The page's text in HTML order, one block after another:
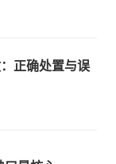
正确处置与误